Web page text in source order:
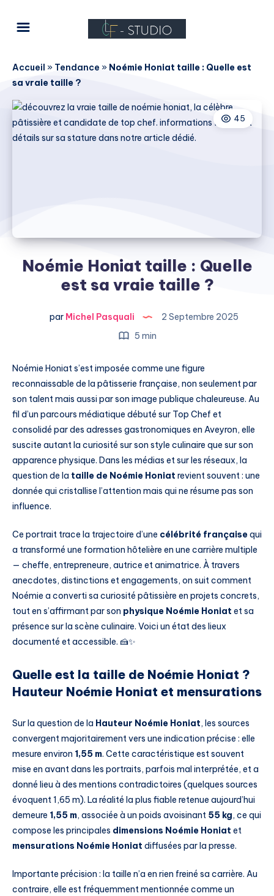
Accueil » Tendance » Noémie Honiat taille : Quelle est
sa vraie taille ?
45
Noémie Honiat taille : Quelle
est sa vraie taille ?
par Michel Pasquali
2 Septembre 2025
5 min
Noémie Honiat s’est imposée comme une figure
reconnaissable de la pâtisserie française, non seulement par
son talent mais aussi par son image publique chaleureuse. Au
fil d’un parcours médiatique débuté sur Top Chef et
consolidé par des adresses gastronomiques en Aveyron, elle
suscite autant la curiosité sur son style culinaire que sur son
apparence physique. Dans les médias et sur les réseaux, la
question de la taille de Noémie Honiat revient souvent : une
donnée qui cristallise l’attention mais qui ne résume pas son
influence.
Ce portrait trace la trajectoire d’une célébrité françaisequi
a transformé une formation hôtelière en une carrière multiple
— cheffe, entrepreneure, autrice et animatrice. À travers
anecdotes, distinctions et engagements, on suit comment
Noémie a converti sa curiosité pâtissière en projets concrets,
tout en s’affirmant par son physique Noémie Honiat et sa
présence sur la scène culinaire. Voici un état des lieux
documenté et accessible. 🍰✨
Quelle est la taille de Noémie Honiat ?
Hauteur Noémie Honiat et mensurations
Sur la question de la Hauteur Noémie Honiat, les sources
convergent majoritairement vers une indication précise : elle
mesure environ 1,55 m. Cette caractéristique est souvent
mise en avant dans les portraits, parfois mal interprétée, et a
donné lieu à des mentions contradictoires (quelques sources
évoquent 1,65 m). La réalité la plus fiable retenue aujourd’hui
demeure 1,55 m, associée à un poids avoisinant 55 kg, ce qui
compose les principales dimensions Noémie Honiat et
mensurations Noémie Honiat diffusées par la presse.
Importante précision : la taille n’a en rien freiné sa carrière. Au
contraire, elle est fréquemment mentionnée comme un